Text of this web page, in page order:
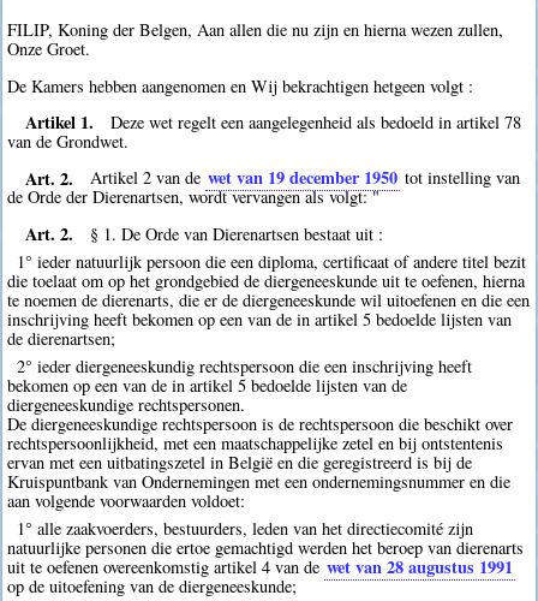
FILIP, Koning der Belgen, Aan allen die nu zijn en hierna wezen zullen,
Onze Groet.
De Kamers hebben aangenomen en Wij bekrachtigen hetgeen volgt :
Artikel 1.
Deze wet regelt een aangelegenheid als bedoeld in artikel 78
van de Grondwet.
Art. 2. Artikel 2 van de wet van 19 december 1950 tot instelling van
de Orde der Dierenartsen, wordt vervangen als volgt: "
Art. 2.
§ 1. De Orde van Dierenartsen bestaat uit :
1° ieder natuurlijk persoon die een diploma, certificaat of andere titel bezit
die toelaat om op het grondgebied de diergeneeskunde uit te oefenen, hierna
te noemen de dierenarts, die er de diergeneeskunde wil uitoefenen en die een
inschrijving heeft bekomen op een van de in artikel 5 bedoelde lijsten van
de dierenartsen;
2° ieder diergeneeskundig rechtspersoon die een inschrijving heeft
bekomen op een van de in artikel 5 bedoelde lijsten van de
diergeneeskundige rechtspersonen.
De diergeneeskundige rechtspersoon is de rechtspersoon die beschikt over
rechtspersoonlijkheid, met een maatschappelijke zetel en bij ontstentenis
ervan met een uitbatingszetel in België en die geregistreerd is bij de
Kruispuntbank van Ondernemingen met een ondernemingsnummer en die
aan volgende voorwaarden voldoet:
1° alle zaakvoerders, bestuurders, leden van het directiecomité zijn
natuurlijke personen die ertoe gemachtigd werden het beroep van dierenarts
uit te oefenen overeenkomstig artikel 4 van de wet van 28 augustus 1991
op de uitoefening van de diergeneeskunde;